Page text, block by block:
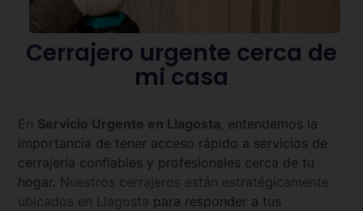
Cerrajero urgente cerca de
mi casa
En Servicio Urgente en Llagosta, entendemos la
importancia de tener acceso rápido a servicios de
cerrajería confiables y profesionales cerca de tu
hogar. Nuestros cerrajeros están estratégicamente
ubicados en Llagosta para responder a tus